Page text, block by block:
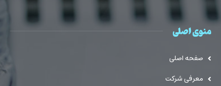
منوی اصلی
صفحه اصلی
معرفی شرکت